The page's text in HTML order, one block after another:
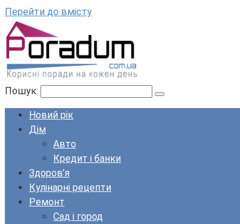
Перейти до вмісту
Пошук:
Новий рік
Дім
Авто
Кредит і банки
Здоров’я
Кулінарні рецепти
Ремонт
Сад і город